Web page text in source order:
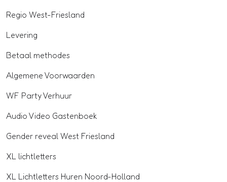
Regio West-Friesland
Levering
Betaal methodes
Algemene Voorwaarden
WF Party Verhuur
Audio Video Gastenboek
Gender reveal West Friesland
XL lichtletters
XL Lichtletters Huren Noord-Holland